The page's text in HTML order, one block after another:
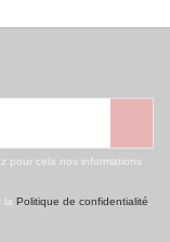
pour cela nos informations
la Politique de confidentialité